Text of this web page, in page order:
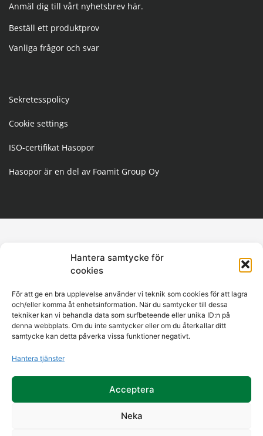
Hantera samtycke för
cookies
För att ge en bra upplevelse använder vi teknik som cookies för att lagra
och/eller komma åt enhetsinformation. När du samtycker till dessa
tekniker kan vi behandla data som surfbeteende eller unika ID:n på
denna webbplats. Om du inte samtycker eller om du återkallar ditt
samtycke kan detta påverka vissa funktioner negativt.
Hantera tjänster
Acceptera
Neka
Anmäl dig till vårt nyhetsbrev här.
Beställ ett produktprov
Vanliga frågor och svar
Sekretesspolicy
Cookie settings
ISO-certifikat Hasopor
Hasopor är en del av Foamit Group Oy